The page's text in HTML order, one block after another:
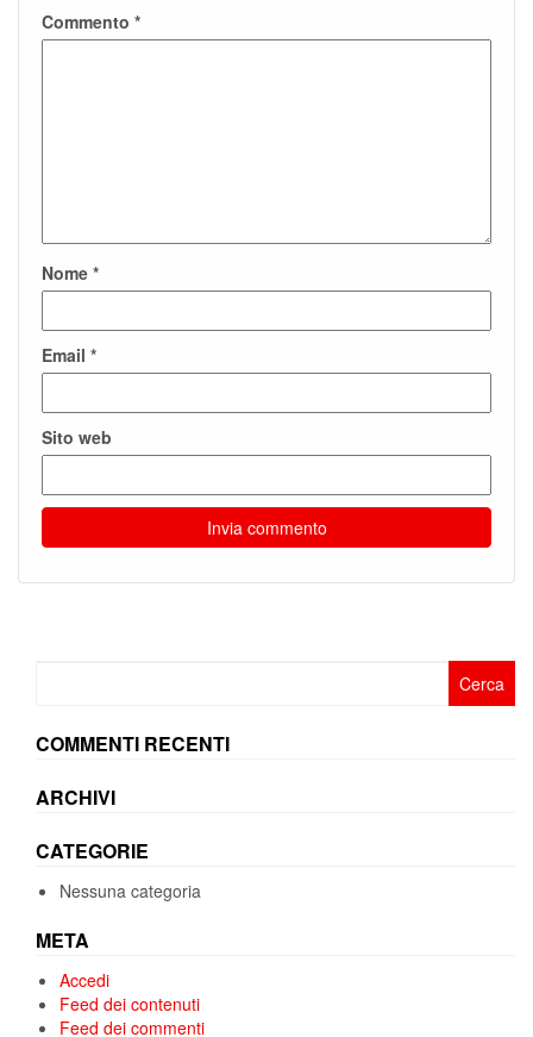
Commento *
Nome *
Email *
Sito web
COMMENTI RECENTI
ARCHIVI
CATEGORIE
Nessuna categoria
META
Accedi
Feed dei contenuti
Feed dei commenti